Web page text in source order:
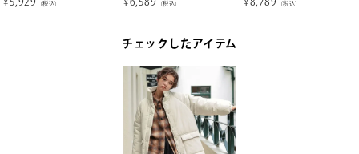
（税込） （税込） （税込）
チェックしたアイテム